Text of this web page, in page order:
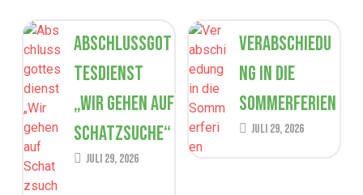
Abschlussgot
tesdienst
„Wir gehen auf
Schatzsuche“
Juli 29, 2026
Verabschiedu
ng in die
Sommerferien
Juli 29, 2026